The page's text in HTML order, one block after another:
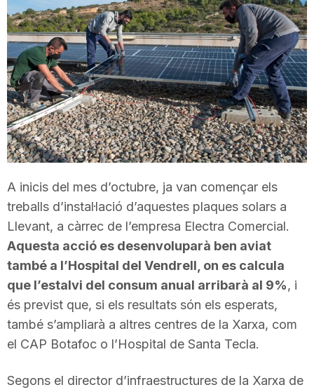
e
T
a
r
r
a
o
n
A inicis del mes d’octubre, ja van començar els
treballs d’instal·lació d’aquestes plaques solars a
Llevant, a càrrec de l’empresa Electra Comercial.
Aquesta acció es desenvoluparà ben aviat
també a l’Hospital del Vendrell, on es calcula
que l’estalvi del consum anual arribarà al 9%, i
és previst que, si els resultats són els esperats,
també s’ampliarà a altres centres de la Xarxa, com
el CAP Botafoc o l’Hospital de Santa Tecla.
Segons el director d’infraestructures de la Xarxa de